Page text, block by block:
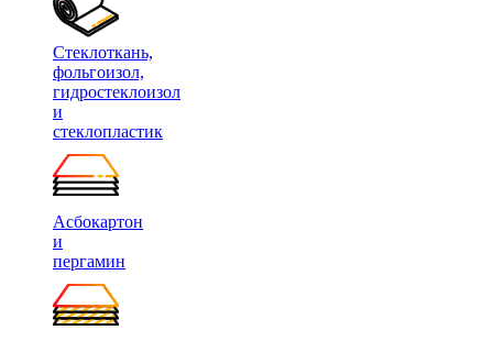
Стеклоткань,
фольгоизол,
гидростеклоизол
и
стеклопластик
Асбокартон
и
пергамин